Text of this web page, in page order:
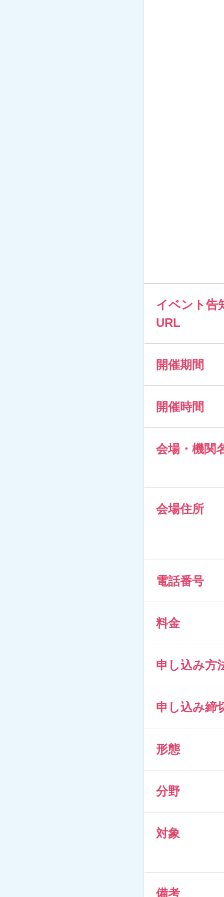
イベント告
URL
開催期間
開催時間
会場・機関
会場住所
電話番号
料金
申し込み方
申し込み締
形態
分野
対象
備考